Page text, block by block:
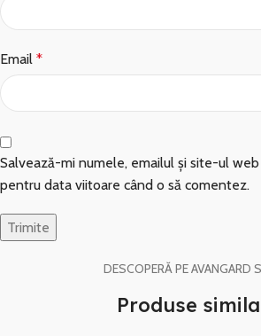
Email *
Salvează-mi numele, emailul și site-ul
pentru data viitoare când o să comentez.
DESCOPERĂ PE AVANGARD
Produse